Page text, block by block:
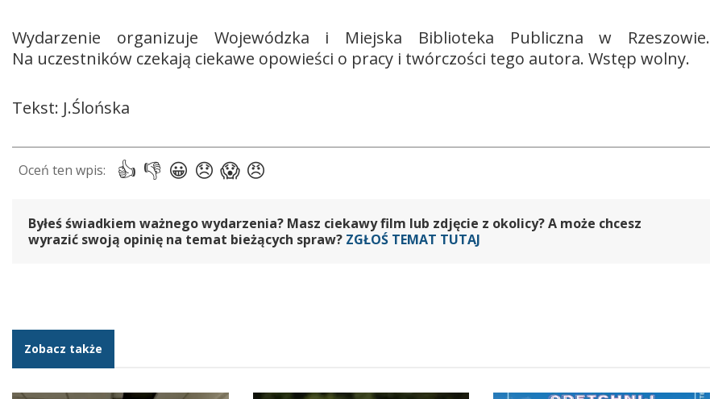
Wydarzenie organizuje Wojewódzka i Miejska Biblioteka Publiczna w Rzeszowie.
Na uczestników czekają ciekawe opowieści o pracy i twórczości tego autora. Wstęp wolny.
Tekst: J.Ślońska
Byłeś świadkiem ważnego wydarzenia? Masz ciekawy film lub zdjęcie z okolicy? A może chcesz
wyrazić swoją opinię na temat bieżących spraw? ZGŁOŚ TEMAT TUTAJ
Zobacz także